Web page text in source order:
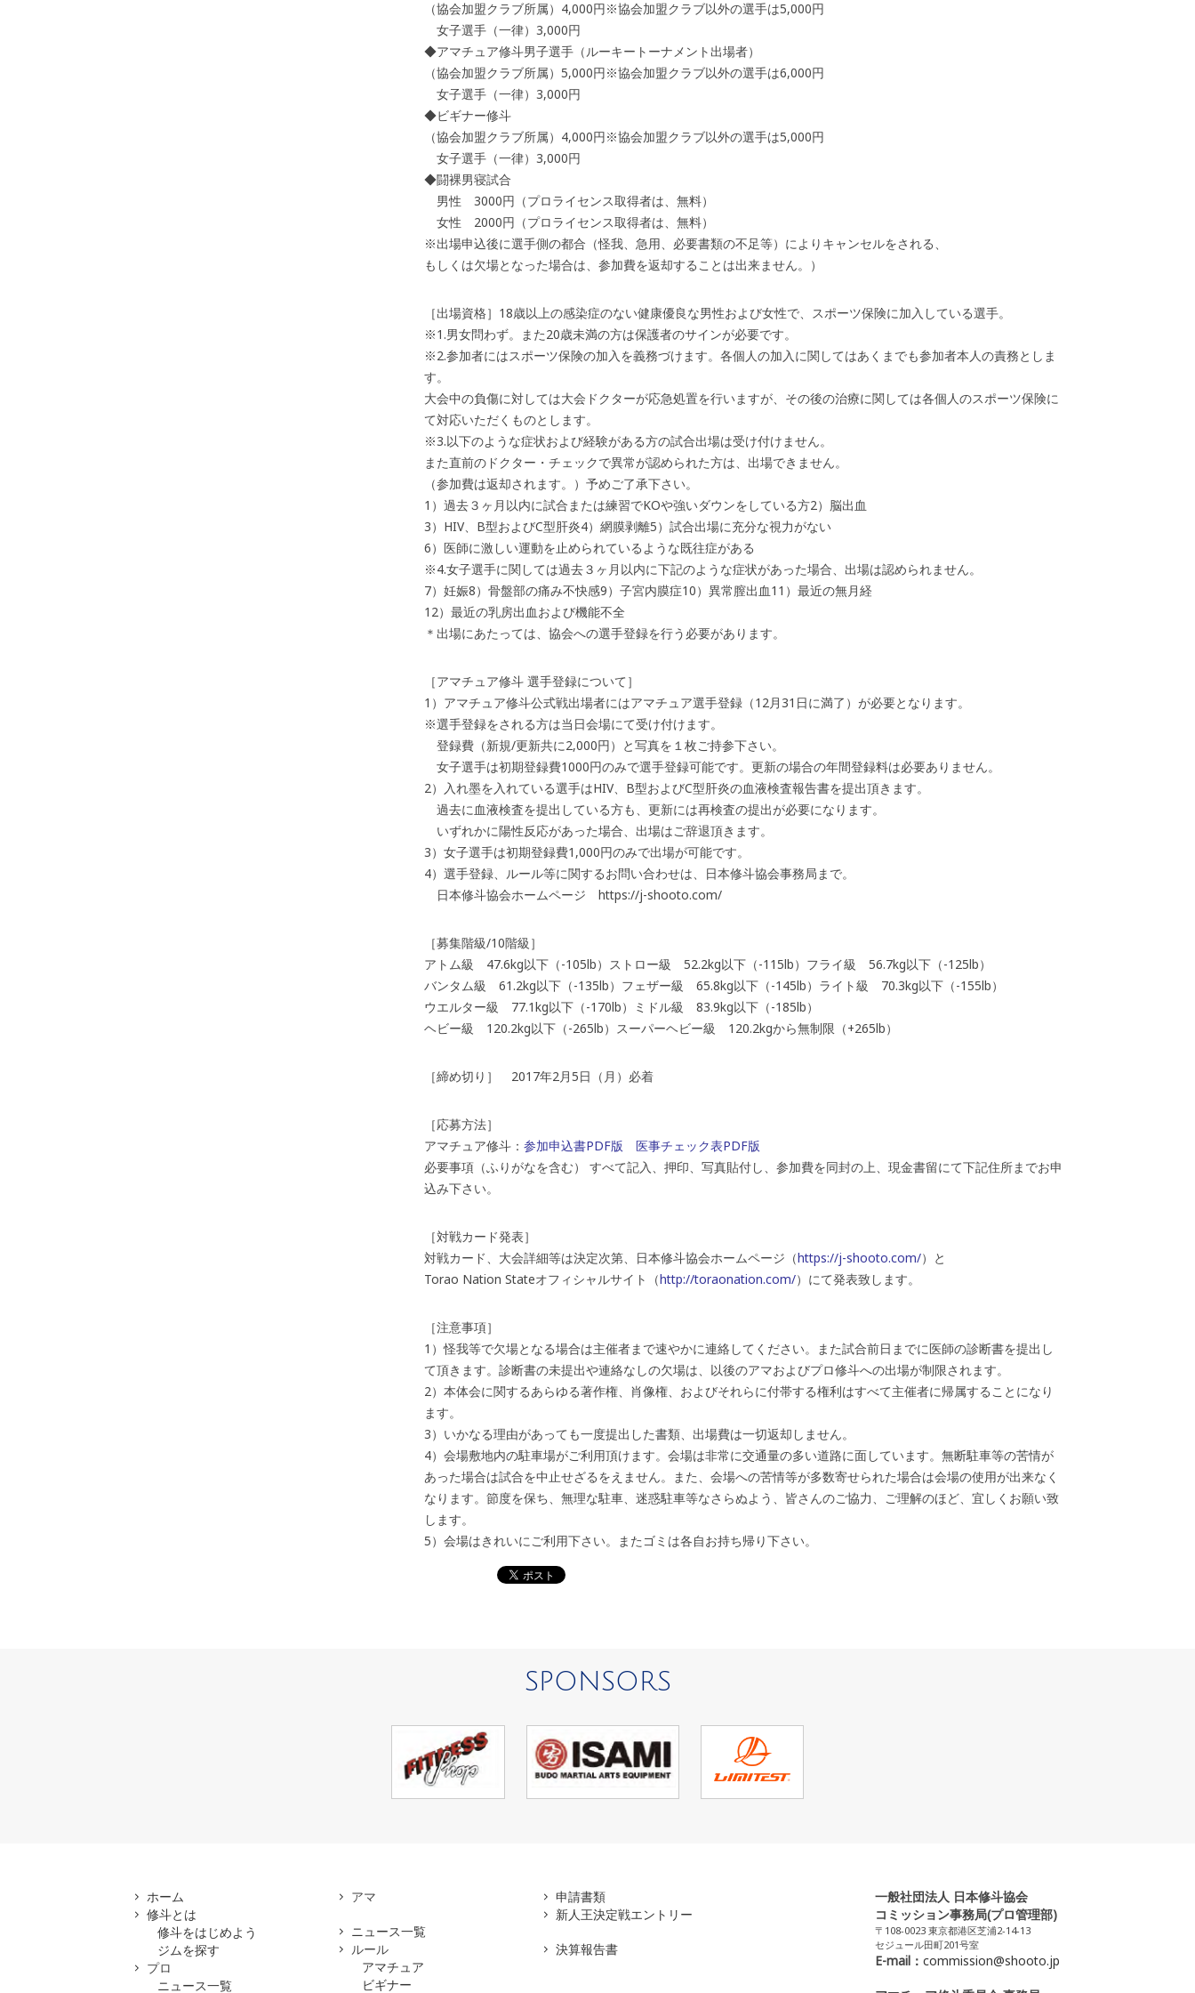
（協会加盟クラブ所属）4,000円※協会加盟クラブ以外の選手は5,000円
女子選手（一律）3,000円
◆アマチュア修斗男子選手（ルーキートーナメント出場者）
（協会加盟クラブ所属）5,000円※協会加盟クラブ以外の選手は6,000円
女子選手（一律）3,000円
◆ビギナー修斗
（協会加盟クラブ所属）4,000円※協会加盟クラブ以外の選手は5,000円
女子選手（一律）3,000円
◆闘裸男寝試合
男性 3000円（プロライセンス取得者は、無料）
女性 2000円（プロライセンス取得者は、無料）
※出場申込後に選手側の都合（怪我、急用、必要書類の不足等）によりキャンセルをされる、
もしくは欠場となった場合は、参加費を返却することは出来ません。）
［出場資格］18歳以上の感染症のない健康優良な男性および女性で、スポーツ保険に加入している選手。
※1.男女問わず。また20歳未満の方は保護者のサインが必要です。
※2.参加者にはスポーツ保険の加入を義務づけます。各個人の加入に関してはあくまでも参加者本人の責務としま
す。
大会中の負傷に対しては大会ドクターが応急処置を行いますが、その後の治療に関しては各個人のスポーツ保険に
て対応いただくものとします。
※3.以下のような症状および経験がある方の試合出場は受け付けません。
また直前のドクター・チェックで異常が認められた方は、出場できません。
（参加費は返却されます。）予めご了承下さい。
1）過去３ヶ月以内に試合または練習でKOや強いダウンをしている方2）脳出血
3）HIV、B型およびC型肝炎4）網膜剥離5）試合出場に充分な視力がない
6）医師に激しい運動を止められているような既往症がある
※4.女子選手に関しては過去３ヶ月以内に下記のような症状があった場合、出場は認められません。
7）妊娠8）骨盤部の痛み不快感9）子宮内膜症10）異常膣出血11）最近の無月経
12）最近の乳房出血および機能不全
＊出場にあたっては、協会への選手登録を行う必要があります。
［アマチュア修斗 選手登録について］
1）アマチュア修斗公式戦出場者にはアマチュア選手登録（12月31日に満了）が必要となります。
※選手登録をされる方は当日会場にて受け付けます。
登録費（新規/更新共に2,000円）と写真を１枚ご持参下さい。
女子選手は初期登録費1000円のみで選手登録可能です。更新の場合の年間登録料は必要ありません。
2）入れ墨を入れている選手はHIV、B型およびC型肝炎の血液検査報告書を提出頂きます。
過去に血液検査を提出している方も、更新には再検査の提出が必要になります。
いずれかに陽性反応があった場合、出場はご辞退頂きます。
3）女子選手は初期登録費1,000円のみで出場が可能です。
4）選手登録、ルール等に関するお問い合わせは、日本修斗協会事務局まで。
日本修斗協会ホームページ https://j-shooto.com/
［募集階級/10階級］
アトム級 47.6kg以下（-105lb）ストロー級 52.2kg以下（-115lb）フライ級 56.7kg以下（-125lb）
バンタム級 61.2kg以下（-135lb）フェザー級 65.8kg以下（-145lb）ライト級 70.3kg以下（-155lb）
ウエルター級 77.1kg以下（-170lb）ミドル級 83.9kg以下（-185lb）
ヘビー級 120.2kg以下（-265lb）スーパーヘビー級 120.2kgから無制限（+265lb）
［締め切り］ 2017年2月5日（月）必着
［応募方法］
アマチュア修斗： 参加申込書PDF版
医事チェック表PDF版
必要事項（ふりがなを含む） すべて記入、押印、写真貼付し、参加費を同封の上、現金書留にて下記住所までお申
込み下さい。
［対戦カード発表］
対戦カード、大会詳細等は決定次第、日本修斗協会ホームページ（https://j-shooto.com/）と
Torao Nation Stateオフィシャルサイト（http://toraonation.com/）にて発表致します。
［注意事項］
1）怪我等で欠場となる場合は主催者まで速やかに連絡してください。また試合前日までに医師の診断書を提出し
て頂きます。診断書の未提出や連絡なしの欠場は、以後のアマおよびプロ修斗への出場が制限されます。
2）本体会に関するあらゆる著作権、肖像権、およびそれらに付帯する権利はすべて主催者に帰属することになり
ます。
3）いかなる理由があっても一度提出した書類、出場費は一切返却しません。
4）会場敷地内の駐車場がご利用頂けます。会場は非常に交通量の多い道路に面しています。無断駐車等の苦情が
あった場合は試合を中止せざるをえません。また、会場への苦情等が多数寄せられた場合は会場の使用が出来なく
なります。節度を保ち、無理な駐車、迷惑駐車等なさらぬよう、皆さんのご協力、ご理解のほど、宜しくお願い致
します。
5）会場はきれいにご利用下さい。またゴミは各自お持ち帰り下さい。
SPONSORS
ホーム
修斗とは
修斗をはじめよう
ジムを探す
プロ
ニュース一覧
アマ
ニュース一覧
ルール
アマチュア
ビギナー
申請書類
新人王決定戦エントリー
決算報告書
一般社団法人 日本修斗協会
コミッション事務局(プロ管理部)
〒108-0023 東京都港区芝浦2-14-13
セジュール田町201号室
E-mail： commission@shooto.jp